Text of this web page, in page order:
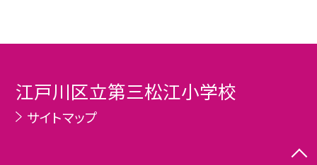
江戸川区立第三松江小学校
サイトマップ